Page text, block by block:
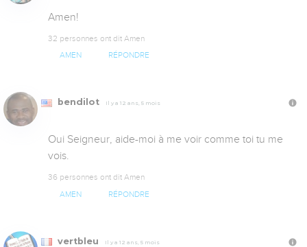
Amen!
32 personnes ont dit Amen
AMEN RÉPONDRE
bendilot Il y a 12 ans, 5 mois
Oui Seigneur, aide-moi à me voir comme toi tu me
vois.
36 personnes ont dit Amen
AMEN RÉPONDRE
vertbleu Il y a 12 ans, 5 mois